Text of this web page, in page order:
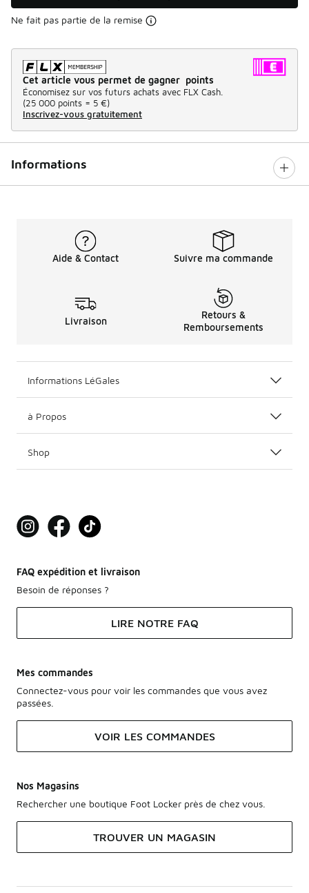
Ne fait pas partie de la remise
Cet article vous permet de gagner points
Économisez sur vos futurs achats avec FLX Cash.
(25 000 points = 5 €)
Inscrivez-vous gratuitement
Informations
Aide & Contact Suivre ma commande
Livraison
Retours &
Remboursements
Informations LéGales
à Propos
Shop
FAQ expédition et livraison
Besoin de réponses ?
LIRE NOTRE FAQ
Mes commandes
Connectez-vous pour voir les commandes que vous avez
passées.
VOIR LES COMMANDES
Nos Magasins
Rechercher une boutique Foot Locker près de chez vous.
TROUVER UN MAGASIN